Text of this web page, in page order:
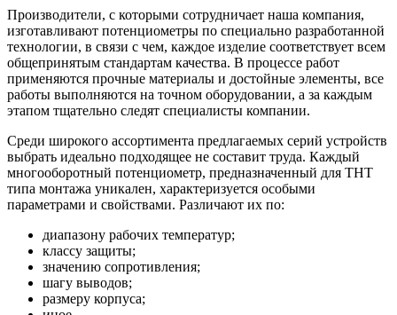
Производители, с которыми сотрудничает наша компания,
изготавливают потенциометры по специально разработанной
технологии, в связи с чем, каждое изделие соответствует всем
общепринятым стандартам качества. В процессе работ
применяются прочные материалы и достойные элементы, все
работы выполняются на точном оборудовании, а за каждым
этапом тщательно следят специалисты компании.
Среди широкого ассортимента предлагаемых серий устройств
выбрать идеально подходящее не составит труда. Каждый
многооборотный потенциометр, предназначенный для ТНТ
типа монтажа уникален, характеризуется особыми
параметрами и свойствами. Различают их по:
диапазону рабочих температур;
классу защиты;
значению сопротивления;
шагу выводов;
размеру корпуса;